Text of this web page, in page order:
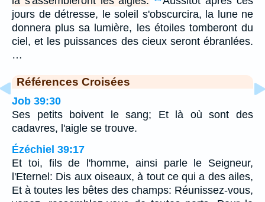
jours de détresse, le soleil s'obscurcira, la lune ne
donnera plus sa lumière, les étoiles tomberont du
ciel, et les puissances des cieux seront ébranlées.
…
Références Croisées
Job 39:30
Ses petits boivent le sang; Et là où sont des
cadavres, l'aigle se trouve.
Ézéchiel 39:17
Et toi, fils de l'homme, ainsi parle le Seigneur,
l'Eternel: Dis aux oiseaux, à tout ce qui a des ailes,
Et à toutes les bêtes des champs: Réunissez-vous,